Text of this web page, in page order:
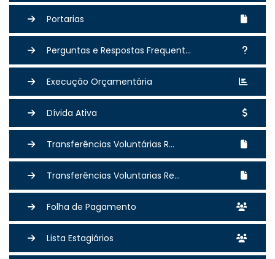
Portarias
Perguntas e Respostas Frequent...
Execução Orçamentária
Dívida Ativa
Transferências Voluntárias R...
Transferências Voluntarias Re...
Folha de Pagamento
Lista Estagiários